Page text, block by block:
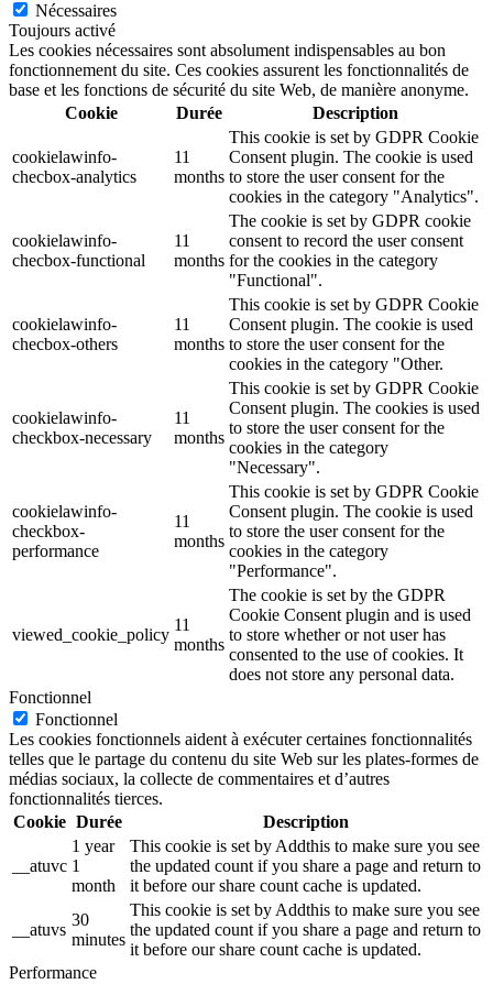
Nécessaires
Toujours activé
Les cookies nécessaires sont absolument indispensables au bon
fonctionnement du site. Ces cookies assurent les fonctionnalités de
base et les fonctions de sécurité du site Web, de manière anonyme.
Cookie
Durée Description
cookielawinfo-
checbox-analytics
11
months
This cookie is set by GDPR Cookie
Consent plugin. The cookie is used
to store the user consent for the
cookies in the category "Analytics".
cookielawinfo-
checbox-functional
11
months
The cookie is set by GDPR cookie
consent to record the user consent
for the cookies in the category
"Functional".
cookielawinfo-
checbox-others
11
months
This cookie is set by GDPR Cookie
Consent plugin. The cookie is used
to store the user consent for the
cookies in the category "Other.
cookielawinfo-
checkbox-necessary
11
months
This cookie is set by GDPR Cookie
Consent plugin. The cookies is used
to store the user consent for the
cookies in the category
"Necessary".
cookielawinfo-
checkbox-
performance
11
months
This cookie is set by GDPR Cookie
Consent plugin. The cookie is used
to store the user consent for the
cookies in the category
"Performance".
viewed_cookie_policy
11
months
The cookie is set by the GDPR
Cookie Consent plugin and is used
to store whether or not user has
consented to the use of cookies. It
does not store any personal data.
Fonctionnel
Fonctionnel
Les cookies fonctionnels aident à exécuter certaines fonctionnalités
telles que le partage du contenu du site Web sur les plates-formes de
médias sociaux, la collecte de commentaires et d’autres
fonctionnalités tierces.
Cookie Durée Description
__atuvc
1 year
1
month
This cookie is set by Addthis to make sure you see
the updated count if you share a page and return to
it before our share count cache is updated.
__atuvs
30
minutes
This cookie is set by Addthis to make sure you see
the updated count if you share a page and return to
it before our share count cache is updated.
Performance